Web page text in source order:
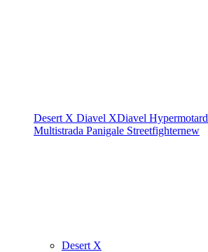
Desert X Diavel XDiavel Hypermotard
Multistrada Panigale Streetfighternew
Desert X